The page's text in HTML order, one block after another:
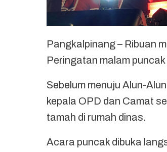
Pangkalpinang – Ribuan
Peringatan malam
Sebelum menuju Alun-
kepala OPD dan Camat
tamah di rumah dinas.
Acara puncak dibuka